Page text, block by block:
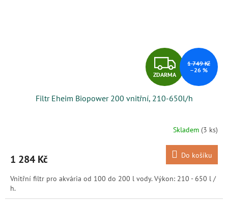
Z
D
A
R
M
A
ZDARMA
1 749 Kč
–26 %
Filtr Eheim Biopower 200 vnitřní, 210-650l/h
Skladem (3 ks)
1 284 Kč Do košíku
Vnitřní filtr pro akvária od 100 do 200 l vody. Výkon: 210 - 650 l /
h.